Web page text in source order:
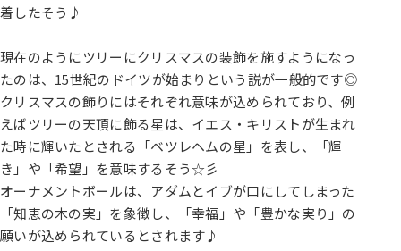
着したそう♪
現在のようにツリーにクリスマスの装飾を施すようになっ
たのは、15世紀のドイツが始まりという説が一般的です◎
クリスマスの飾りにはそれぞれ意味が込められており、例
えばツリーの天頂に飾る星は、イエス・キリストが生まれ
た時に輝いたとされる「ベツレヘムの星」を表し、「輝
き」や「希望」を意味するそう☆彡
オーナメントボールは、アダムとイブが口にしてしまった
「知恵の木の実」を象徴し、「幸福」や「豊かな実り」の
願いが込められているとされます♪